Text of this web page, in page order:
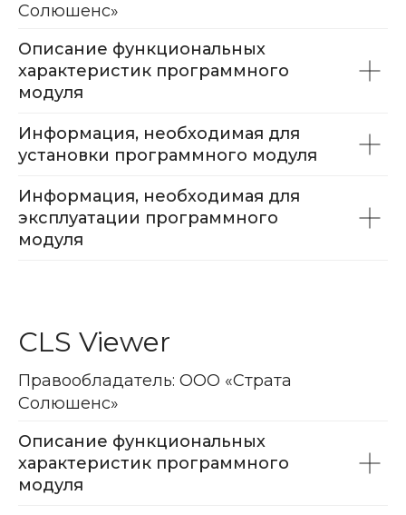
Солюшенс»
Описание функциональных
характеристик программного
модуля
Информация, необходимая для
установки программного модуля
Информация, необходимая для
эксплуатации программного
модуля
CLS Viewer
Правообладатель: ООО «Страта
Солюшенс»
Описание функциональных
характеристик программного
модуля